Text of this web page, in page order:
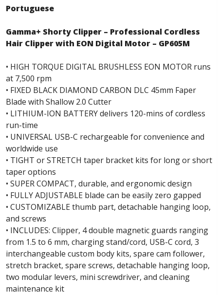
Portuguese
Gamma+ Shorty Clipper – Professional Cordless
Hair Clipper with EON Digital Motor – GP605M
• HIGH TORQUE DIGITAL BRUSHLESS EON MOTOR runs
at 7,500 rpm
• FIXED BLACK DIAMOND CARBON DLC 45mm Faper
Blade with Shallow 2.0 Cutter
• LITHIUM-ION BATTERY delivers 120-mins of cordless
run-time
• UNIVERSAL USB-C rechargeable for convenience and
worldwide use
• TIGHT or STRETCH taper bracket kits for long or short
taper options
• SUPER COMPACT, durable, and ergonomic design
• FULLY ADJUSTABLE blade can be easily zero gapped
• CUSTOMIZABLE thumb part, detachable hanging loop,
and screws
• INCLUDES: Clipper, 4 double magnetic guards ranging
from 1.5 to 6 mm, charging stand/cord, USB-C cord, 3
interchangeable custom body kits, spare cam follower,
stretch bracket, spare screws, detachable hanging loop,
two modular levers, mini screwdriver, and cleaning
maintenance kit